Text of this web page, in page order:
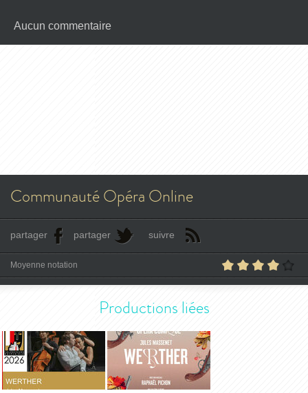
Aucun commentaire
Communauté Opéra Online
partager partager suivre
Moyenne notation
Productions liées